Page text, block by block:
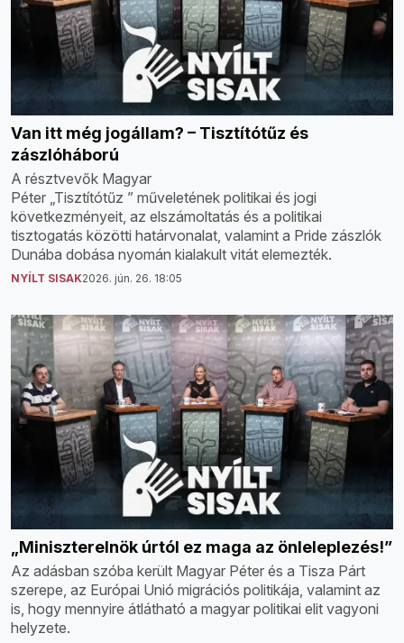
Van itt még jogállam? – Tisztítótűz és
zászlóháború
A résztvevők Magyar
Péter „Tisztítótűz ” műveletének politikai és jogi
következményeit, az elszámoltatás és a politikai
tisztogatás közötti határvonalat, valamint a Pride zászlók
Dunába dobása nyomán kialakult vitát elemezték.
NYÍLT SISAK2026. jún. 26. 18:05
„Miniszterelnök úrtól ez maga az önleleplezés!”
Az adásban szóba került Magyar Péter és a Tisza Párt
szerepe, az Európai Unió migrációs politikája, valamint az
is, hogy mennyire átlátható a magyar politikai elit vagyoni
helyzete.